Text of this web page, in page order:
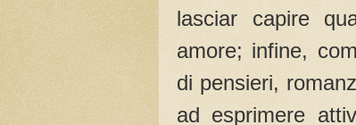
lasciar capire
amore; infine,
di pensieri,
ad esprimere